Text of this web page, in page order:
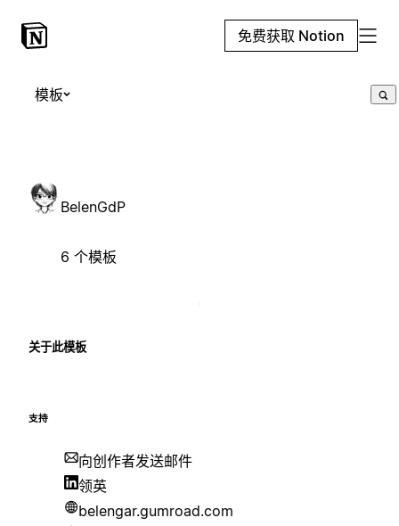
免费获取 Notion
模板
BelenGdP
6 个模板
关于此模板
支持
向创作者发送邮件
领英
belengar.gumroad.com